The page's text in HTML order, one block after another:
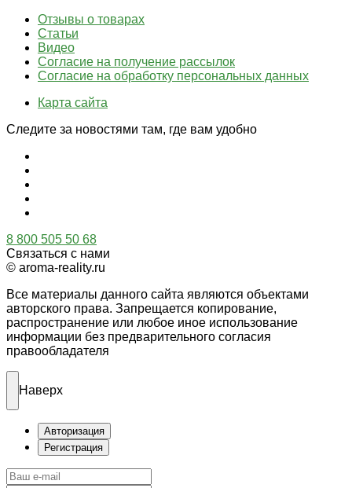
Отзывы о товарах
Статьи
Видео
Согласие на получение рассылок
Согласие на обработку персональных данных
Карта сайта
Следите за новостями там, где вам удобно
8 800 505 50 68
Связаться с нами
© aroma-reality.ru
Все материалы данного сайта являются объектами
авторского права. Запрещается копирование,
распространение или любое иное использование
информации без предварительного согласия
правообладателя
Наверх
Авторизация
Регистрация